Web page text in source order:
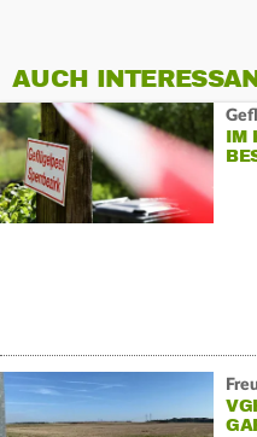
AUCH
IM